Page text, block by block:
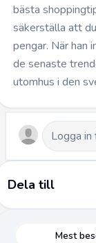
bästa
säkerställa att
pengar. När han
de senaste
utomhus i den
Dela till
Mest